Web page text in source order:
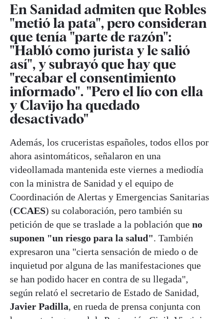
En Sanidad admiten que Robles
"metió la pata", pero consideran
que tenía "parte de razón":
"Habló como jurista y le salió
así", y subrayó que hay que
"recabar el consentimiento
informado". "Pero el lío con ella
y Clavijo ha quedado
desactivado"
Además, los cruceristas españoles, todos ellos por
ahora asintomáticos, señalaron en una
videollamada mantenida este viernes a mediodía
con la ministra de Sanidad y el equipo de
Coordinación de Alertas y Emergencias Sanitarias
(CCAES) su colaboración, pero también su
petición de que se traslade a la población que no
suponen "un riesgo para la salud". También
expresaron una "cierta sensación de miedo o de
inquietud por alguna de las manifestaciones que
se han podido hacer en contra de su llegada",
según relató el secretario de Estado de Sanidad,
Javier Padilla, en rueda de prensa conjunta con